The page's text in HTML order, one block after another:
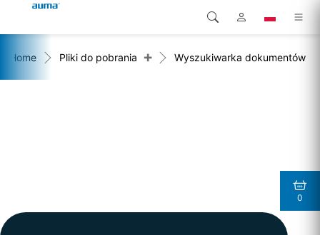
Produkty
Przedsiębiorstwo
Global
Wyszukaj
Home Pliki do pobrania + Wyszukiwarka dokumentów
0